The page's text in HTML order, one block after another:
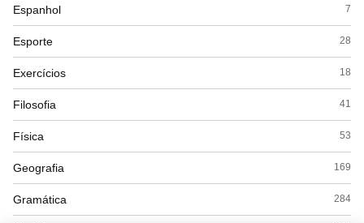
Espanhol 7
Esporte 28
Exercícios 18
Filosofia 41
Física 53
Geografia 169
Gramática 284